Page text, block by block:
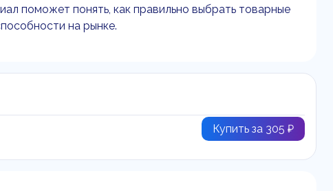
поможет понять, как правильно выбрать товарные
на рынке.
Купить за 305 ₽